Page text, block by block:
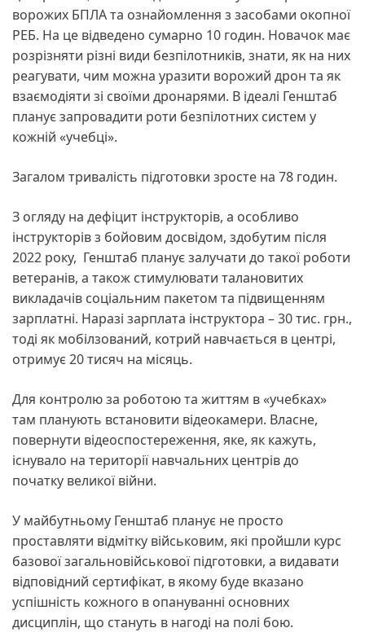
ворожих БПЛА та ознайомлення з засобами окопної
РЕБ. На це відведено сумарно 10 годин. Новачок має
розрізняти різні види безпілотників, знати, як на них
реагувати, чим можна уразити ворожий дрон та як
взаємодіяти зі своїми дронарями. В ідеалі Генштаб
планує запровадити роти безпілотних систем у
кожній «учебці».
Загалом тривалість підготовки зросте на 78 годин.
З огляду на дефіцит інструкторів, а особливо
інструкторів з бойовим досвідом, здобутим після
2022 року, Генштаб планує залучати до такої роботи
ветеранів, а також стимулювати талановитих
викладачів соціальним пакетом та підвищенням
зарплатні. Наразі зарплата інструктора – 30 тис. грн.,
тоді як мобілзований, котрий навчається в центрі,
отримує 20 тисяч на місяць.
Для контролю за роботою та життям в «учебках»
там планують встановити відеокамери. Власне,
повернути відеоспостереження, яке, як кажуть,
існувало на території навчальних центрів до
початку великої війни.
У майбутньому Генштаб планує не просто
проставляти відмітку військовим, які пройшли курс
базової загальновійськової підготовки, а видавати
відповідний сертифікат, в якому буде вказано
успішність кожного в опануванні основних
дисциплін, що стануть в нагоді на полі бою.